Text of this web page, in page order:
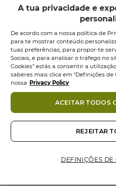
Volume Champô
Texturizante
Volume...
0.0 (0)
0.0
em
5,95 €
Adicionar
A tua privacidade e
De acordo com a nossa política de
para te mostrar conteúdo
tuas preferências, para propor-te
Sociais, e para analisar o tráfego no
Cookies” estás a consentir a
saberes mais clica em “Definições de
nossa Privacy Policy
DEFINIÇÕES DE
REJEITAR
ACEITAR TODOS